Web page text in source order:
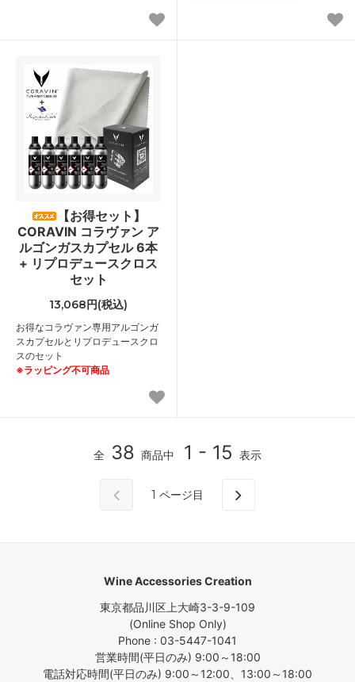
【お得セット】
CORAVIN コラヴァン ア
ルゴンガスカプセル 6本
+ リプロデュースクロス
セット
13,068円(税込)
お得なコラヴァン専用アルゴンガ
スカプセルとリプロデュースクロ
スのセット
※ラッピング不可商品
全 38 商品中 1 - 15 表示
1 ページ目
Wine Accessories Creation
東京都品川区上大崎3-3-9-109
(Online Shop Only)
Phone : 03-5447-1041
営業時間(平日のみ) 9:00～18:00
電話対応時間(平日のみ) 9:00～12:00、13:00～18:00